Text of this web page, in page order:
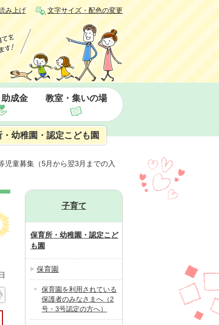
み上げ 文字サイズ・配色の変更
成金 教室・集いの場
・幼稚園・認定こども園
童募集（5月から翌3月までの入
子育て
保育所・幼稚園・認定こど
も園
保育園
保育園を利用されている
保護者のみなさまへ（2
号・3号認定の方へ）